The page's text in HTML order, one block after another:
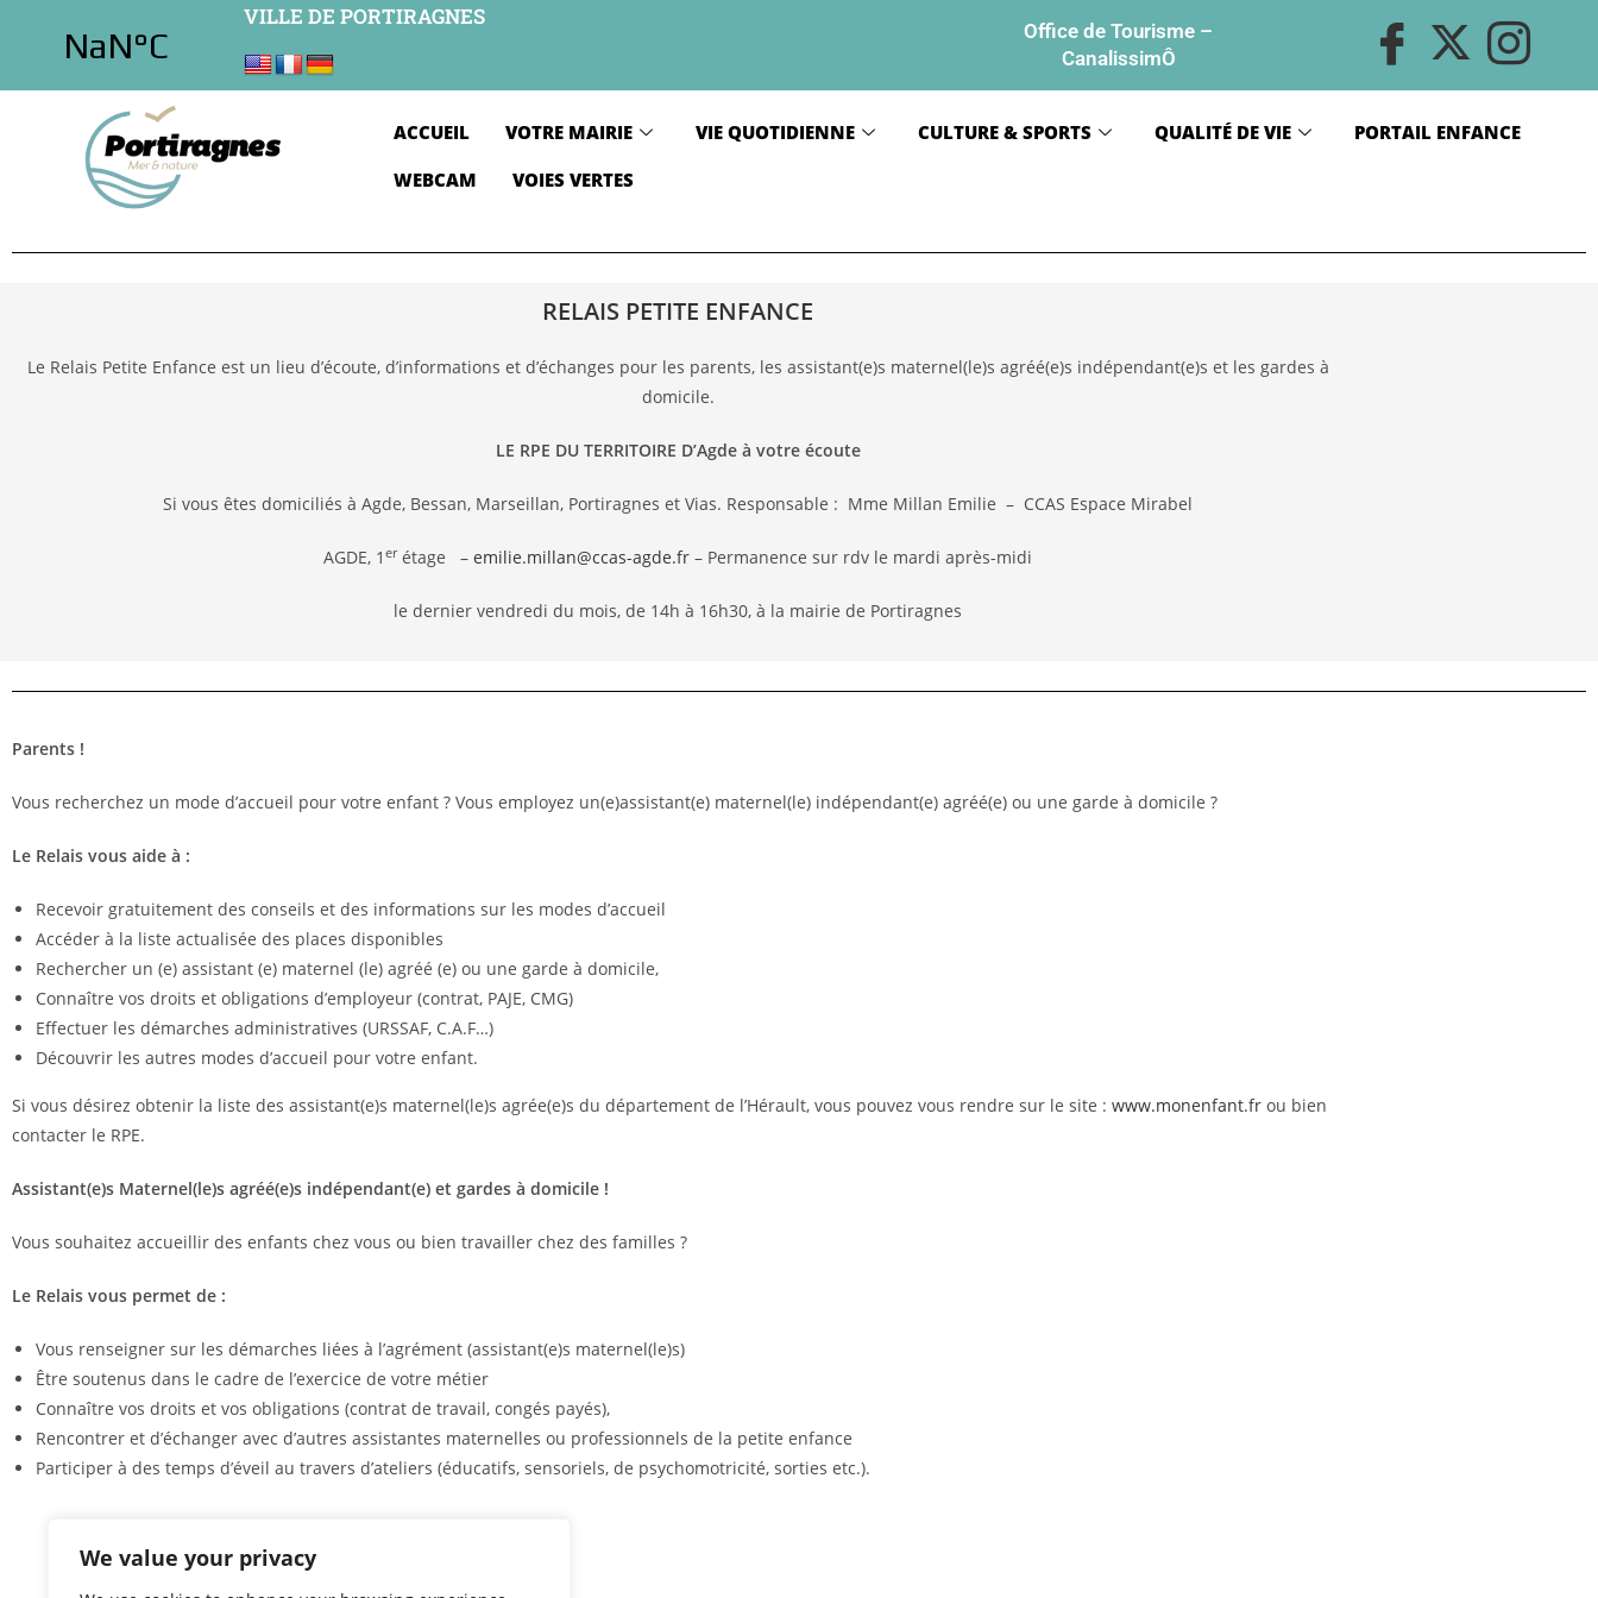
We value your privacy
VILLE DE PORTIRAGNES
Office de Tourisme –
CanalissimÔ
ACCUEIL VOTRE MAIRIE VIE QUOTIDIENNE CULTURE & SPORTS QUALITÉ DE VIE
PORTAIL ENFANCE
WEBCAM
VOIES VERTES
RELAIS PETITE ENFANCE
Le Relais Petite Enfance est un lieu d’écoute, d’informations et d’échanges pour les parents, les assistant(e)s maternel(le)s agréé(e)s indépendant(e)s et les gardes à
domicile.
LE RPE DU TERRITOIRE D’Agde à votre écoute
Si vous êtes domiciliés à Agde, Bessan, Marseillan, Portiragnes et Vias. Responsable : Mme Millan Emilie – CCAS Espace Mirabel
AGDE, 1 erétage – emilie.millan@ccas-agde.fr – Permanence sur rdv le mardi après-midi
le dernier vendredi du mois, de 14h à 16h30, à la mairie de Portiragnes
Parents !
Vous recherchez un mode d’accueil pour votre enfant ? Vous employez un(e)assistant(e) maternel(le) indépendant(e) agréé(e) ou une garde à domicile ?
Le Relais vous aide à :
Recevoir gratuitement des conseils et des informations sur les modes d’accueil
Accéder à la liste actualisée des places disponibles
Rechercher un (e) assistant (e) maternel (le) agréé (e) ou une garde à domicile,
Connaître vos droits et obligations d’employeur (contrat, PAJE, CMG)
Effectuer les démarches administratives (URSSAF, C.A.F…)
Découvrir les autres modes d’accueil pour votre enfant.
Si vous désirez obtenir la liste des assistant(e)s maternel(le)s agrée(e)s du département de l’Hérault, vous pouvez vous rendre sur le site : www.monenfant.fr ou bien
contacter le RPE.
Assistant(e)s Maternel(le)s agréé(e)s indépendant(e) et gardes à domicile !
Vous souhaitez accueillir des enfants chez vous ou bien travailler chez des familles ?
Le Relais vous permet de :
Vous renseigner sur les démarches liées à l’agrément (assistant(e)s maternel(le)s)
Être soutenus dans le cadre de l’exercice de votre métier
Connaître vos droits et vos obligations (contrat de travail, congés payés),
Rencontrer et d’échanger avec d’autres assistantes maternelles ou professionnels de la petite enfance
Participer à des temps d’éveil au travers d’ateliers (éducatifs, sensoriels, de psychomotricité, sorties etc.).